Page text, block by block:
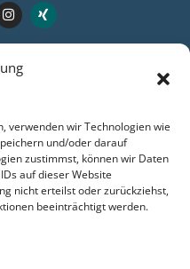
verwenden wir Technologien wie
und/oder darauf
zustimmst, können wir Daten
auf dieser Website
nicht erteilst oder zurückziehst,
beeinträchtigt werden.